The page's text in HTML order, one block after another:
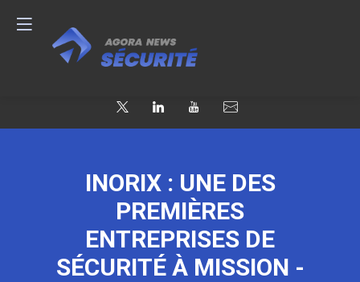
INORIX : UNE DES
PREMIÈRES
ENTREPRISES DE
SÉCURITÉ À MISSION -